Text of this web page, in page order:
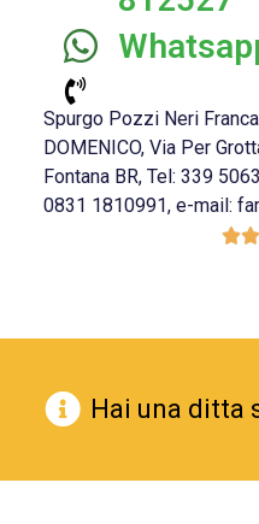
Spurgo Pozzi Neri
DOMENICO, Via Per
Fontana BR, Tel: 339
0831 1810991, e-mail:

Hai una ditta